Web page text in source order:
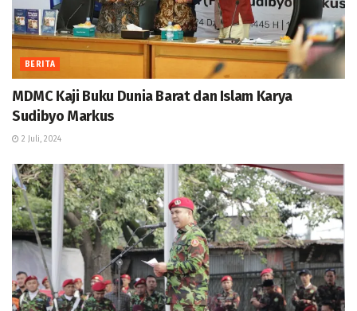
BERITA
MDMC Kaji Buku Dunia Barat dan Islam Karya
Sudibyo Markus
2 Juli, 2024